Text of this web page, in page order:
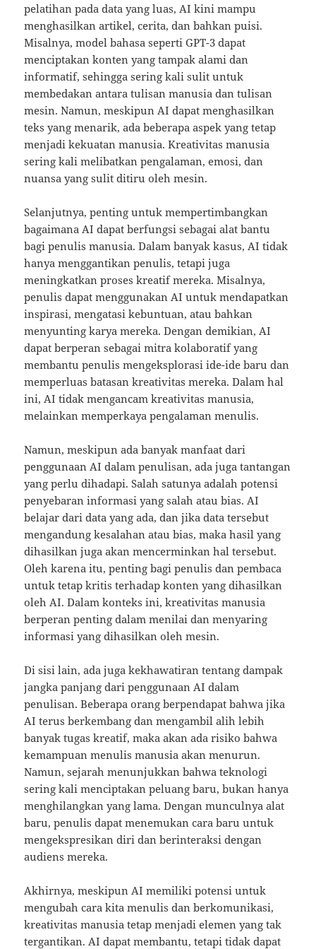
pelatihan pada data yang luas, AI kini mampu
menghasilkan artikel, cerita, dan bahkan puisi.
Misalnya, model bahasa seperti GPT-3 dapat
menciptakan konten yang tampak alami dan
informatif, sehingga sering kali sulit untuk
membedakan antara tulisan manusia dan tulisan
mesin. Namun, meskipun AI dapat menghasilkan
teks yang menarik, ada beberapa aspek yang tetap
menjadi kekuatan manusia. Kreativitas manusia
sering kali melibatkan pengalaman, emosi, dan
nuansa yang sulit ditiru oleh mesin.
Selanjutnya, penting untuk mempertimbangkan
bagaimana AI dapat berfungsi sebagai alat bantu
bagi penulis manusia. Dalam banyak kasus, AI tidak
hanya menggantikan penulis, tetapi juga
meningkatkan proses kreatif mereka. Misalnya,
penulis dapat menggunakan AI untuk mendapatkan
inspirasi, mengatasi kebuntuan, atau bahkan
menyunting karya mereka. Dengan demikian, AI
dapat berperan sebagai mitra kolaboratif yang
membantu penulis mengeksplorasi ide-ide baru dan
memperluas batasan kreativitas mereka. Dalam hal
ini, AI tidak mengancam kreativitas manusia,
melainkan memperkaya pengalaman menulis.
Namun, meskipun ada banyak manfaat dari
penggunaan AI dalam penulisan, ada juga tantangan
yang perlu dihadapi. Salah satunya adalah potensi
penyebaran informasi yang salah atau bias. AI
belajar dari data yang ada, dan jika data tersebut
mengandung kesalahan atau bias, maka hasil yang
dihasilkan juga akan mencerminkan hal tersebut.
Oleh karena itu, penting bagi penulis dan pembaca
untuk tetap kritis terhadap konten yang dihasilkan
oleh AI. Dalam konteks ini, kreativitas manusia
berperan penting dalam menilai dan menyaring
informasi yang dihasilkan oleh mesin.
Di sisi lain, ada juga kekhawatiran tentang dampak
jangka panjang dari penggunaan AI dalam
penulisan. Beberapa orang berpendapat bahwa jika
AI terus berkembang dan mengambil alih lebih
banyak tugas kreatif, maka akan ada risiko bahwa
kemampuan menulis manusia akan menurun.
Namun, sejarah menunjukkan bahwa teknologi
sering kali menciptakan peluang baru, bukan hanya
menghilangkan yang lama. Dengan munculnya alat
baru, penulis dapat menemukan cara baru untuk
mengekspresikan diri dan berinteraksi dengan
audiens mereka.
Akhirnya, meskipun AI memiliki potensi untuk
mengubah cara kita menulis dan berkomunikasi,
kreativitas manusia tetap menjadi elemen yang tak
tergantikan. AI dapat membantu, tetapi tidak dapat